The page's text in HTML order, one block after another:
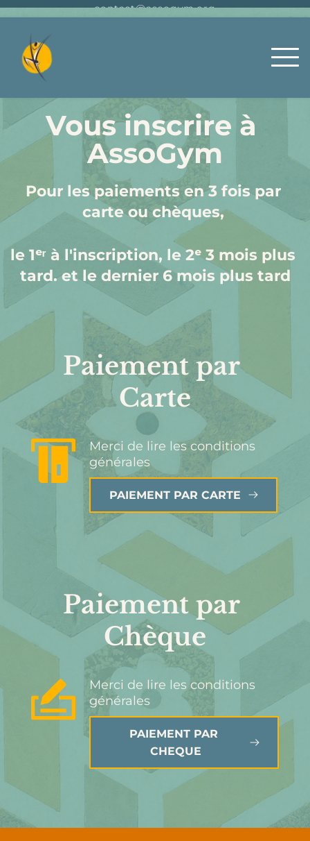
contact@assogym.org
Vous inscrire à
AssoGym
Pour les paiements en 3 fois par
carte ou chèques,
le 1ᵉʳ à l'inscription, le 2ᵉ 3 mois plus
tard. et le dernier 6 mois plus tard
Paiement par
Carte
Merci de lire les conditions
générales
PAIEMENT PAR CARTE
Paiement par
Chèque
Merci de lire les conditions
générales
PAIEMENT PAR
CHEQUE